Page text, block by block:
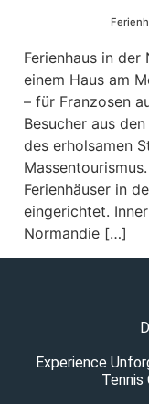
Ferienhaus in
einem Haus am
– für Franzosen
Besucher aus
des erholsamen
Ferienhäuser in
eingerichtet.
Normandie […]
Experience
Tennis